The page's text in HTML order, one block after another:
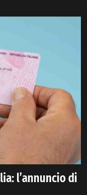
l’annuncio di